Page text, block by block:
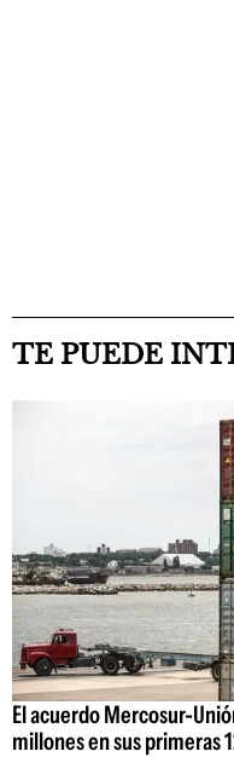
TE PUEDE
El acuerdo Mercosur-
millones en sus primeras